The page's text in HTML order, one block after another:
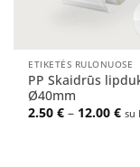
ETIKETĖS RULONUOSE
PP Skaidrūs
Ø40mm
2.50€ – 12.00€ su